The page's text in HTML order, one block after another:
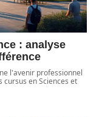
: analyse
l'avenir professionnel
cursus en Sciences et